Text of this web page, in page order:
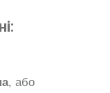
, або